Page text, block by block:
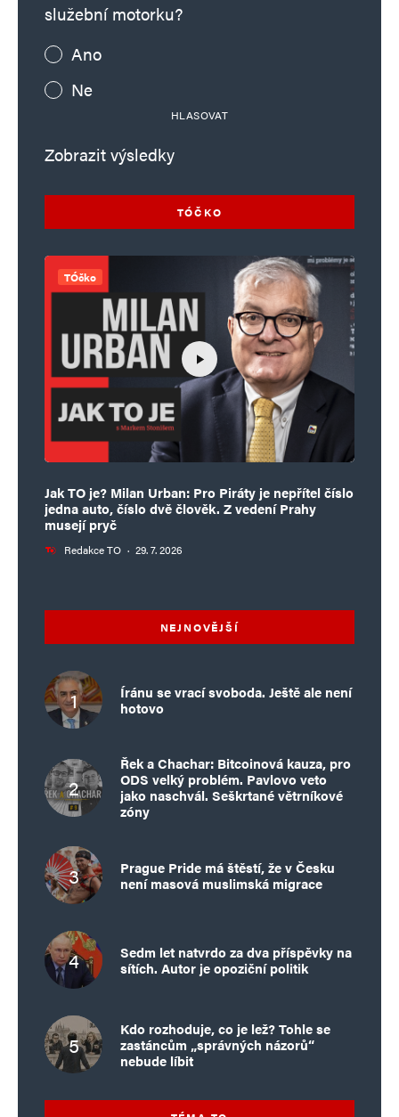
služební motorku?
Ano
Ne
HLASOVAT
Zobrazit výsledky
TÓČKO
TÓčko
Jak TO je? Milan Urban: Pro Piráty je nepřítel číslo
jedna auto, číslo dvě člověk. Z vedení Prahy
musejí pryč
Redakce TO · 29. 7. 2026
NEJNOVĚJŠÍ
Íránu se vrací svoboda. Ještě ale není
hotovo
Řek a Chachar: Bitcoinová kauza, pro
ODS velký problém. Pavlovo veto
jako naschvál. Seškrtané větrníkové
zóny
Prague Pride má štěstí, že v Česku
není masová muslimská migrace
Sedm let natvrdo za dva příspěvky na
sítích. Autor je opoziční politik
Kdo rozhoduje, co je lež? Tohle se
zastáncům „správných názorů“
nebude líbit